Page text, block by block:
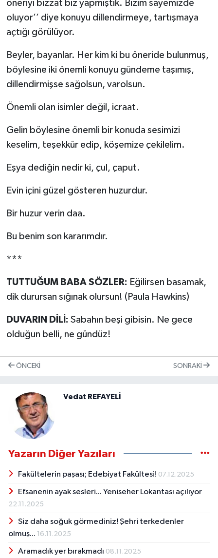
öneriyi bizzat biz yapmıştık. Bizim sayemizde
oluyor’’ diye konuyu dillendirmeye, tartışmaya
açtığı görülüyor.
Beyler, bayanlar. Her kim ki bu öneride bulunmuş,
böylesine iki önemli konuyu gündeme taşımış,
dillendirmişse sağolsun, varolsun.
Önemli olan isimler değil, icraat.
Gelin böylesine önemli bir konuda sesimizi
keselim, teşekkür edip, köşemize çekilelim.
Eşya dediğin nedir ki, çul, çaput.
Evin içini güzel gösteren huzurdur.
Bir huzur verin daa.
Bu benim son kararımdır.
***
TUTTUĞUM BABA SÖZLER: Eğilirsen basamak,
dik durursan sığınak olursun! (Paula Hawkins)
DUVARIN DİLİ: Sabahın beşi gibisin. Ne gece
olduğun belli, ne gündüz!
ÖNCEKI SONRAKI
Vedat REFAYELİ
Yazarın Diğer Yazıları
Fakültelerin paşası; Edebiyat Fakültesi! 07.12.2025
Efsanenin ayak sesleri... Yeniseher Lokantası açılıyor
22.11.2025
Siz daha soğuk görmediniz! Şehri terkedenler
olmuş... 16.11.2025
Aramadık yer bırakmadı 08.11.2025